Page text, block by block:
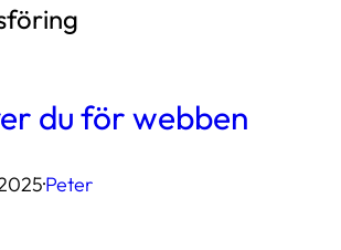
du för webben
·Peter